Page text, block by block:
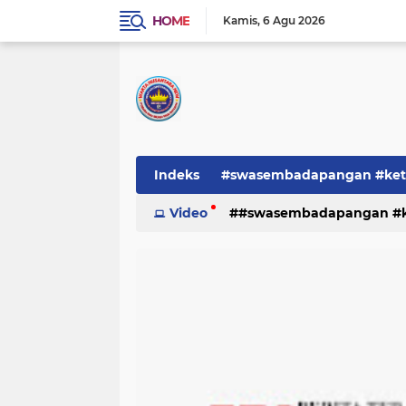
HOME Kamis 6 Agu 2026
Indeks #swasembadapangan
Pemerintah PEMERINTAHAN
Video #swasembadapangan